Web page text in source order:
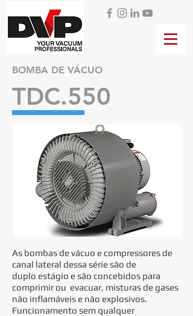
BOMBA DE VÁCUO
TDC.550
As bombas de vácuo e compressores de
canal lateral dessa série são de
duplo estágio e são concebidos para
comprimir ou evacuar, misturas de gases
não inflamáveis e não explosivos.
Funcionamento sem qualquer